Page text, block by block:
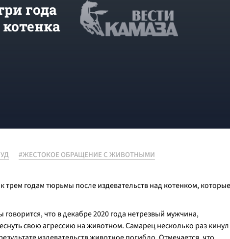
года
#ЖЕСТОКОЕ ОБРАЩЕНИЕ С ЖИВОТНЫМИ
трем годам тюрьмы после издевательств над котенком, которые
что в декабре 2020 года нетрезвый мужчина,
свою агрессию на животном. Самарец несколько раз кинул